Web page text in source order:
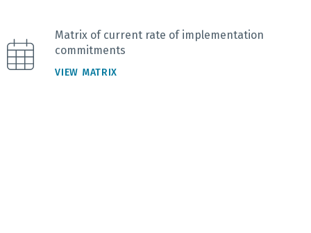
Matrix of current rate of implementation
commitments
VIEW MATRIX